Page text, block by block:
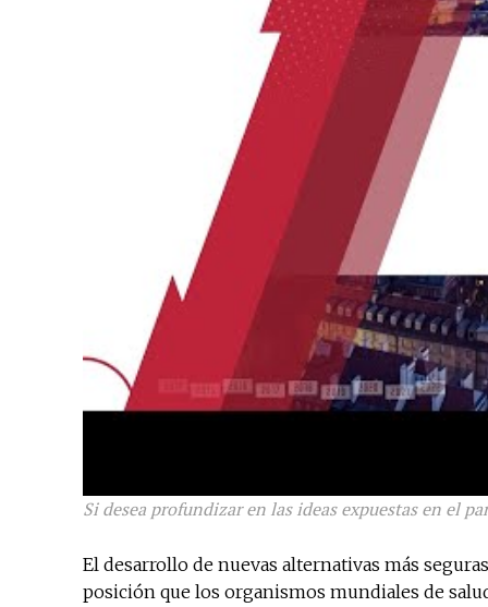
Si desea profundizar en las ideas expuestas en el
El desarrollo de nuevas alternativas más
posición que los organismos mundiales de